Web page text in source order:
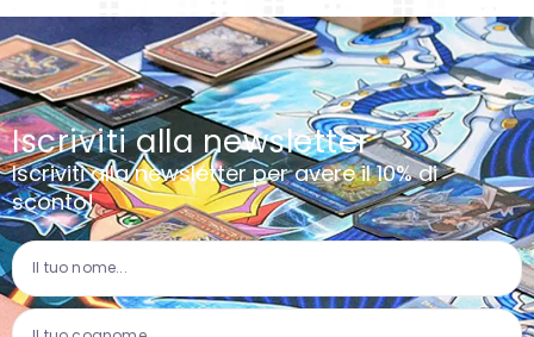
Iscriviti alla newsletter
Iscriviti alla newsletter per avere il 10% di
sconto!